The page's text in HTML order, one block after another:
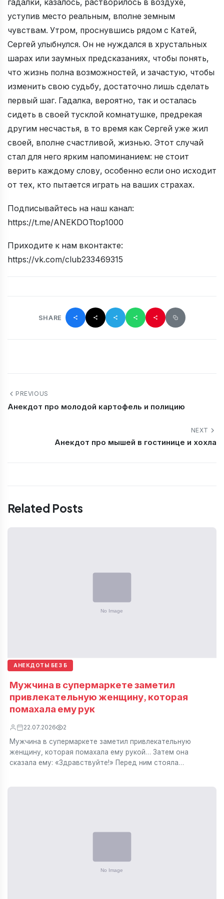
гадалки, казалось, растворилось в воздухе,
уступив место реальным, вполне земным
чувствам. Утром, проснувшись рядом с Катей,
Сергей улыбнулся. Он не нуждался в хрустальных
шарах или заумных предсказаниях, чтобы понять,
что жизнь полна возможностей, и зачастую, чтобы
изменить свою судьбу, достаточно лишь сделать
первый шаг. Гадалка, вероятно, так и осталась
сидеть в своей тусклой комнатушке, предрекая
другим несчастья, в то время как Сергей уже жил
своей, вполне счастливой, жизнью. Этот случай
стал для него ярким напоминанием: не стоит
верить каждому слову, особенно если оно исходит
от тех, кто пытается играть на ваших страхах.
Подписывайтесь на наш канал:
https://t.me/ANEKDOTtop1000
Приходите к нам вконтакте:
https://vk.com/club233469315
SHARE
PREVIOUS
Анекдот про молодой картофель и полицию
NEXT
Анекдот про мышей в гостинице и хохла
Related Posts
АНЕКДОТЫ БЕЗ Б
Мужчина в супермаркете заметил
привлекательную женщину, которая
помахала ему рук
22.07.2026 2
Мужчина в супермаркете заметил привлекательную
женщину, которая помахала ему рукой… Затем она
сказала ему: «Здравствуйте!» Перед ним стояла…